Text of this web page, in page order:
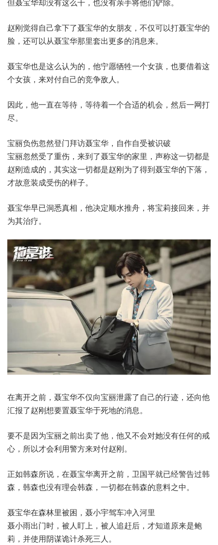
赵刚觉得自己拿下了聂宝华的女朋友，不仅可以打聂宝华的
脸，还可以从聂宝华那里套出更多的消息来。
聂宝华也是这么认为的，他宁愿牺牲一个女孩，也要借着这
个女孩，来对付自己的竞争敌人。
因此，他一直在等待，等待着一个合适的机会，然后一网打
尽。
宝丽负伤忽然登门拜访聂宝华，自作自受被识破
宝丽忽然受了重伤，来到了聂宝华的家里，声称这一切都是
赵刚造成的，其实这一切都是赵刚为了得到聂宝华的下落，
才故意装成受伤的样子。
聂宝华早已洞悉真相，他决定顺水推舟，将宝莉接回来，并
为其治疗。
在离开之前，聂宝华不仅向宝丽泄露了自己的行迹，还向他
汇报了赵刚想要置聂宝华于死地的消息。
要不是因为宝丽之前出卖了他，他又不会对她没有任何的戒
心，所以才会利用警方来对付赵刚。
正如韩森所说，在聂宝华离开之前，卫国平就已经警告过韩
森，韩森也没有理会韩森，一切都在韩森的意料之中。
聂宝华在森林里被困，聂小宇驾车冲入河里
聂小雨出门时，被人盯上，被人追赶后，才知道原来是鲍
莉，并使用阴谋诡计杀死三人。